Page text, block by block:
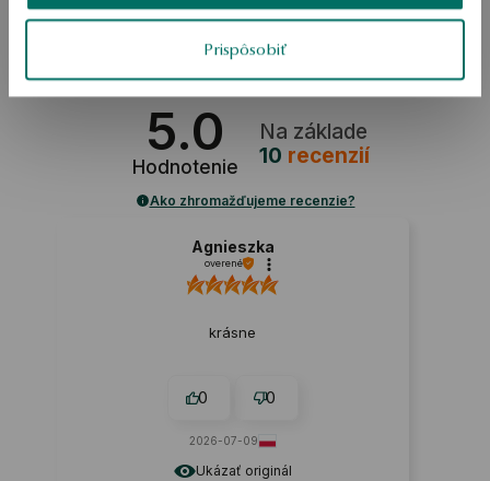
Prispôsobiť
5.0
Hodnotenie
Na základe
10 recenzií
Ako zhromažďujeme recenzie?
Ukázať originál
Agnieszka
overené
krásne
0 0
2026-07-09